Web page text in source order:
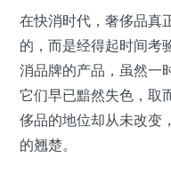
在快消时代，奢侈品真
的，而是经得起时间考
消品牌的产品，虽然一
它们早已黯然失色，取
侈品的地位却从未改变
的翘楚。